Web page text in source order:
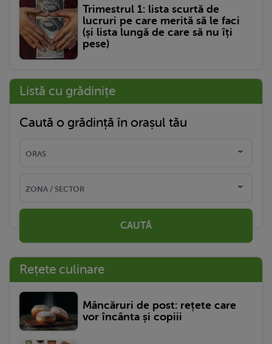
Trimestrul 1: lista scurtă de
lucruri pe care merită să le faci
(și lista lungă de care să nu îți
pese)
Listă cu grădinițe
Caută o grădință în orașul tău
CAUTĂ
Rețete culinare
Mâncăruri de post: rețete care
vor încânta și copiii